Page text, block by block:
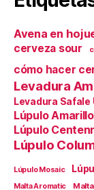
Avena en
cerveza sour
cómo hacer
Levadura
Levadura Safale
Lúpulo Amarillo
Lúpulo
Lúpulo
Lúpulo Mosaic
Malta Aromatic